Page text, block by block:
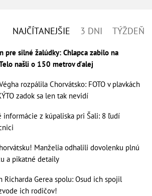
NAJČÍTANEJŠIE 3 DNI TÝŽDEŇ
pre silné žalúdky: Chlapca zabilo na
našli o 150 metrov ďalej
rozpálila Chorvátsko: FOTO v plavkách
zadok sa len tak nevidí
informácie z kúpaliska pri Šali: 8 ľudí
Manželia odhalili dovolenku plnú
a pikatné detaily
Richarda Gerea spolu: Osud ich spojil
ich rodičov!